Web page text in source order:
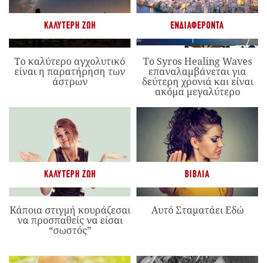
ΚΑΛΎΤΕΡΗ ΖΩΉ
Το καλύτερο αγχολυτικό
είναι η παρατήρηση των
άστρων
ΕΝΔΙΑΦΈΡΟΝΤΑ
Το Syros Healing Waves
επαναλαμβάνεται για
δεύτερη χρονιά και είναι
ακόμα μεγαλύτερο
ΚΑΛΎΤΕΡΗ ΖΩΉ
Κάποια στιγμή κουράζεσαι
να προσπαθείς να είσαι
“σωστός”
ΒΙΒΛΊΑ
Αυτό Σταματάει Εδώ